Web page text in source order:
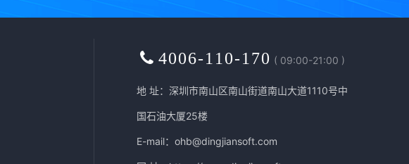
4006-110-170 ( 09:00-21:00 )
地 址：深圳市南山区南山街道南山大道1110号中
国石油大厦25楼
E-mail：ohb@dingjiansoft.com